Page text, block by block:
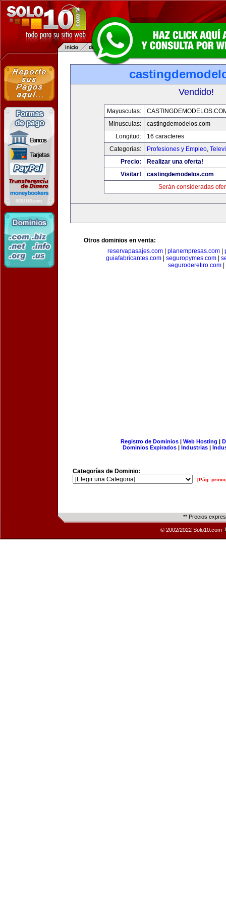
Vendido!
Mayusculas:
Minusculas:
castingdemodelos.com
Longitud:
16 caracteres
Categorias:
Profesiones y Empleo,
Precio:
Realizar una oferta!
Visitar!
castingdemodelos.com
Serán consideradas
Otros dominios en venta:
reservapasajes.com
planempresas.com
guiafabricantes.com| seguropymes.com|
seguroderetiro.com
Registro de Dominios| Web Hosting |
Dominios Expirados | Industrias |
Categorías de Dominio:
[Pág.
** Precios
© 2002/2022 Solo10.com